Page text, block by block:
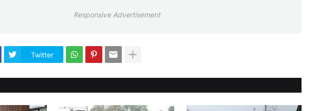
Responsive Advertisement
Twitter